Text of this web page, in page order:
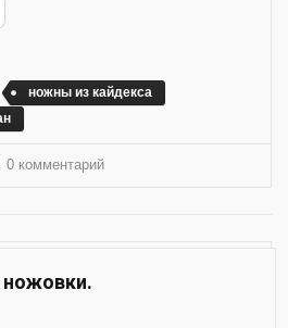
ножны из кайдекса
0 комментарий